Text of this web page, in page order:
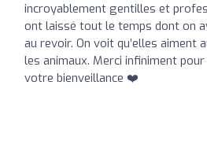
incroyablement gentilles et
ont laissé tout le temps dont on
au revoir. On voit qu’elles aiment
les animaux. Merci infiniment
votre bienveillance ❤️